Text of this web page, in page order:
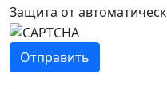
Защита от